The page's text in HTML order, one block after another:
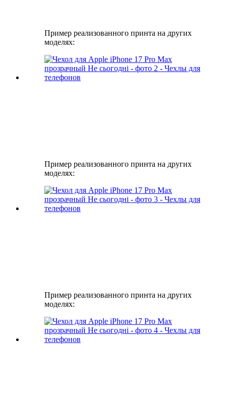
Пример реализованного принта на других
моделях:
Пример реализованного принта на других
моделях:
Пример реализованного принта на других
моделях: